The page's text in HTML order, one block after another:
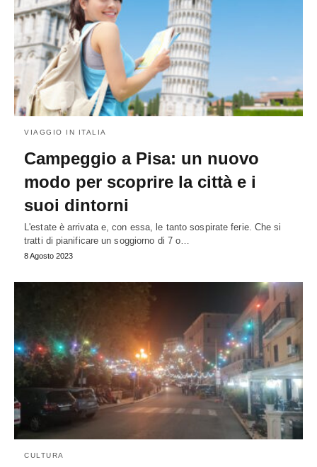
VIAGGIO IN ITALIA
Campeggio a Pisa: un nuovo
modo per scoprire la città e i
suoi dintorni
L'estate è arrivata e, con essa, le tanto sospirate ferie. Che si
tratti di pianificare un soggiorno di 7 o…
8 Agosto 2023
CULTURA